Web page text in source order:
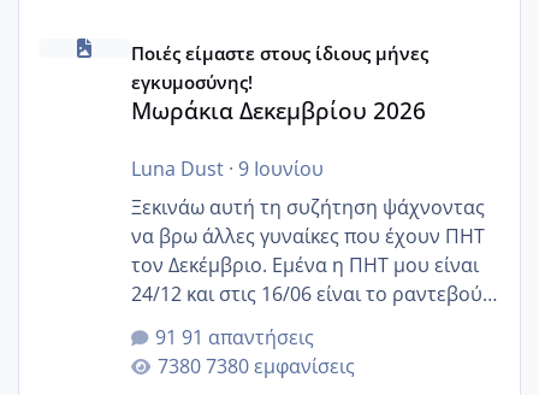
Μωράκια Δεκεμβρίου 2026
Ποιές είμαστε στους ίδιους μήνες
εγκυμοσύνης!
Μωράκια Δεκεμβρίου 2026
Luna Dust· 9 Ιουνίου
Ξεκινάω αυτή τη συζήτηση ψάχνοντας
να βρω άλλες γυναίκες που έχουν ΠΗΤ
τον Δεκέμβριο. Εμένα η ΠΗΤ μου είναι
24/12 και στις 16/06 είναι το ραντεβού
της αυχενικής διαφάνειας. Έχω αρκετό
άγχος και οι μέρες δεν φαίνεται να
περνάνε με τίποτα.
91 απαντήσεις
7380 εμφανίσεις